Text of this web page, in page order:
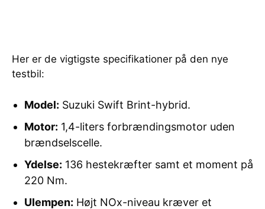
Her er de vigtigste specifikationer på den nye
testbil:
Model: Suzuki Swift Brint-hybrid.
Motor: 1,4-liters forbrændingsmotor uden
brændselscelle.
Ydelse: 136 hestekræfter samt et moment på
220 Nm.
Ulempen: Højt NOx-niveau kræver et